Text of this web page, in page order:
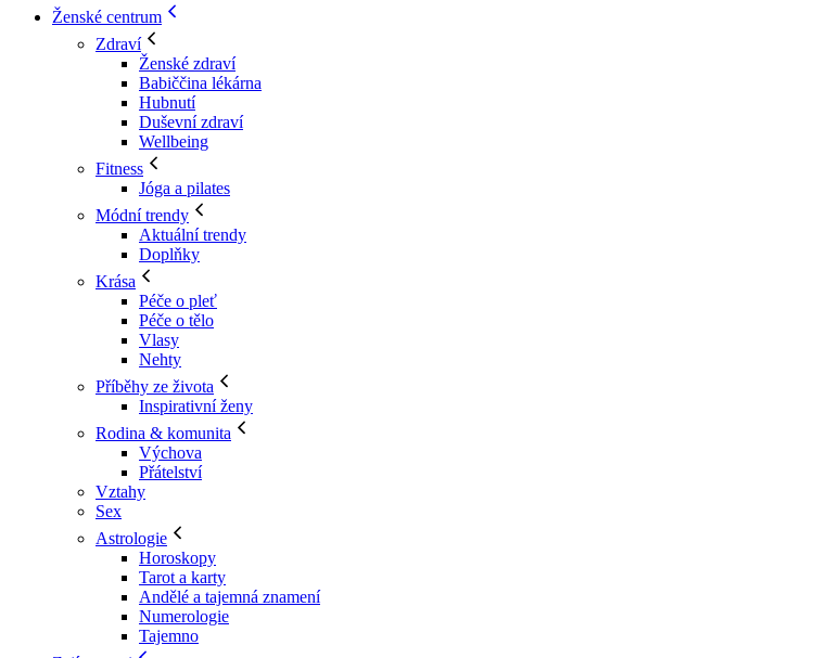
Ženské centrum
Zdraví
Ženské zdraví
Babiččina lékárna
Hubnutí
Duševní zdraví
Wellbeing
Fitness
Jóga a pilates
Módní trendy
Aktuální trendy
Doplňky
Krása
Péče o pleť
Péče o tělo
Vlasy
Nehty
Příběhy ze života
Inspirativní ženy
Rodina & komunita
Výchova
Přátelství
Vztahy
Sex
Astrologie
Horoskopy
Tarot a karty
Andělé a tajemná znamení
Numerologie
Tajemno